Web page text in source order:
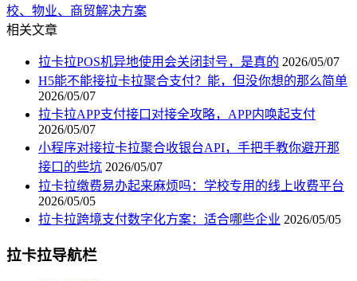
校、物业、商贸解决方案
相关文章
拉卡拉POS机异地使用会关闭封号，是真的 2026/05/07
H5能不能接拉卡拉聚合支付？能，但没你想的那么简单
2026/05/07
拉卡拉APP支付接口对接全攻略，APP内唤起支付
2026/05/07
小程序对接拉卡拉聚合收银台API，手把手教你避开那
接口的些坑 2026/05/07
拉卡拉缴费易办起来麻烦吗：学校专用的线上收费平台
2026/05/05
拉卡拉跨境支付数字化方案：适合哪些企业 2026/05/05
拉卡拉导航栏